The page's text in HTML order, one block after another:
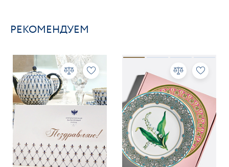
РЕКОМЕНДУЕМ